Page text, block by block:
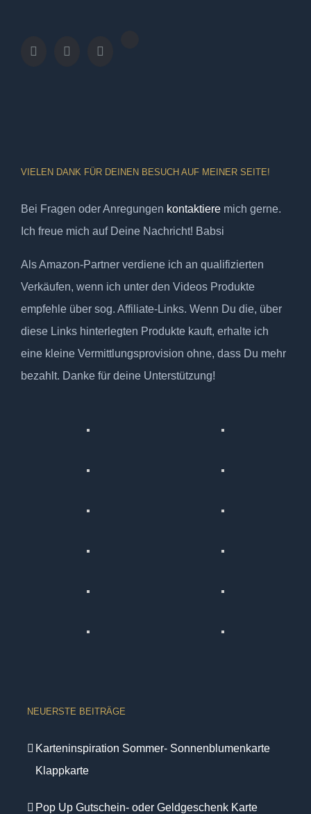
VIELEN DANK FÜR DEINEN BESUCH AUF MEINER SEITE!
Bei Fragen oder Anregungen kontaktiere mich gerne.
Ich freue mich auf Deine Nachricht! Babsi
Als Amazon-Partner verdiene ich an qualifizierten
Verkäufen, wenn ich unter den Videos Produkte
empfehle über sog. Affiliate-Links. Wenn Du die, über
diese Links hinterlegten Produkte kauft, erhalte ich
eine kleine Vermittlungsprovision ohne, dass Du mehr
bezahlt. Danke für deine Unterstützung!
NEUERSTE BEITRÄGE
Karteninspiration Sommer- Sonnenblumenkarte
Klappkarte
Pop Up Gutschein- oder Geldgeschenk Karte